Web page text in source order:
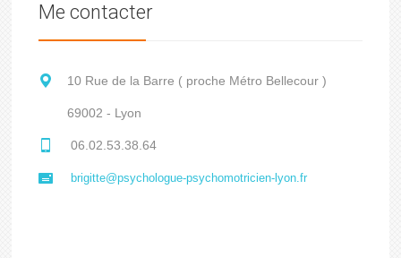
Me contacter
10 Rue de la Barre ( proche Métro Bellecour )
69002 - Lyon
06.02.53.38.64
brigitte@psychologue-psychomotricien-lyon.fr